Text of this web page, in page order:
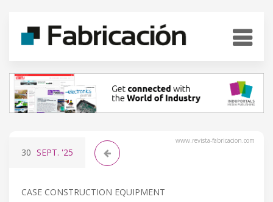
www.revista-fabricacion.com
30 SEPT. '25
CASE CONSTRUCTION EQUIPMENT